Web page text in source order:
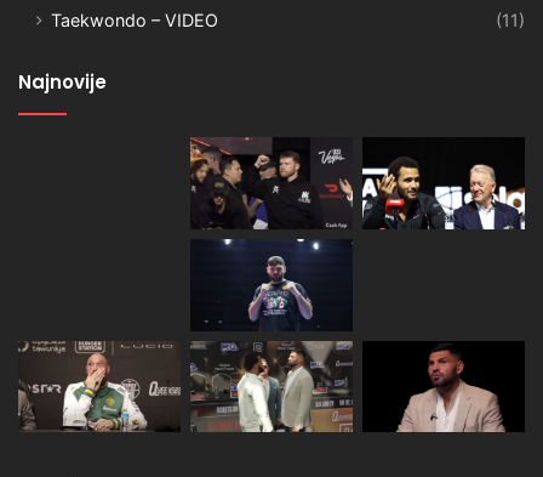
Taekwondo – VIDEO
(11)
Najnovije